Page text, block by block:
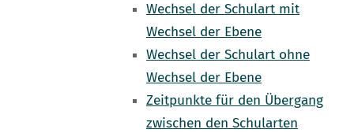
Wechsel der Schulart mit
Wechsel der Ebene
Wechsel der Schulart ohne
Wechsel der Ebene
Zeitpunkte für den Übergang
zwischen den Schularten